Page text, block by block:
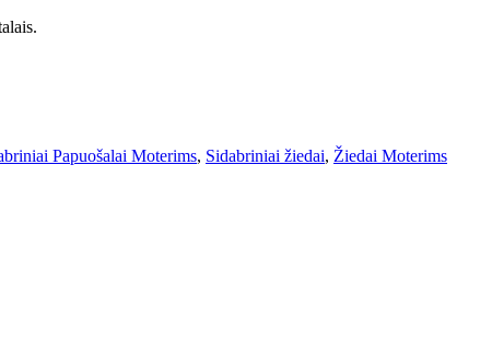
Papuošalai Moterims, Sidabriniai žiedai, Žiedai Moterims